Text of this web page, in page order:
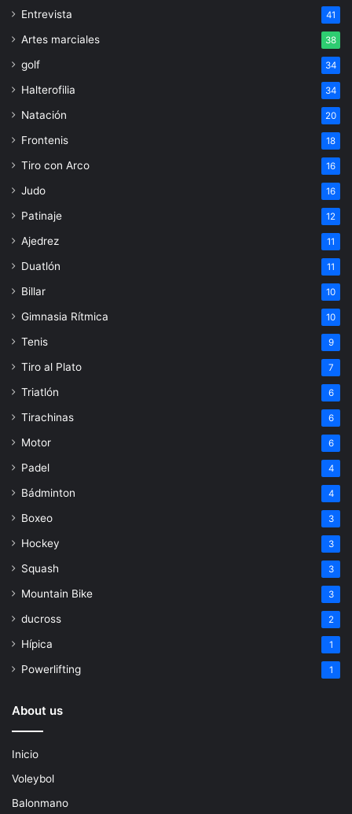
Entrevista 41
Artes marciales 38
golf 34
Halterofilia 34
Natación 20
Frontenis 18
Tiro con Arco 16
Judo 16
Patinaje 12
Ajedrez 11
Duatlón 11
Billar 10
Gimnasia Rítmica 10
Tenis 9
Tiro al Plato 7
Triatlón 6
Tirachinas 6
Motor 6
Padel 4
Bádminton 4
Boxeo 3
Hockey 3
Squash 3
Mountain Bike 3
ducross 2
Hípica 1
Powerlifting 1
About us
Inicio
Voleybol
Balonmano